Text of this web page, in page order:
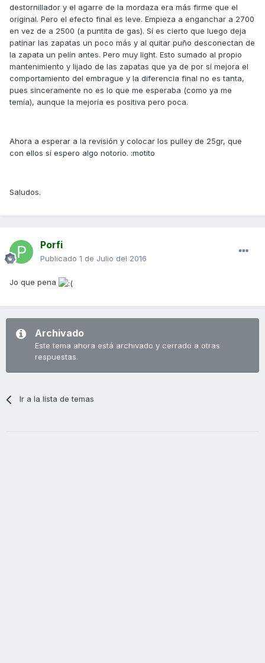
destornillador y el agarre de la mordaza era más firme que el
original. Pero el efecto final es leve. Empieza a enganchar a 2700
en vez de a 2500 (a puntita de gas). Sí es cierto que luego deja
patinar las zapatas un poco más y al quitar puño desconectan de
la zapata un pelín antes. Pero muy light. Esto sumado al propio
mantenimiento y lijado de las zapatas que ya de por sí mejora el
comportamiento del embrague y la diferencia final no es tanta,
pues sinceramente no es lo que me esperaba (como ya me
temía), aunque la mejoría es positiva pero poca.
Ahora a esperar a la revisión y colocar los pulley de 25gr, que
con ellos sí espero algo notorio. :motito
Saludos.
Porfi
Publicado 1 de Julio del 2016
Jo que pena
Archivado
Este tema ahora está archivado y cerrado a otras
respuestas.
Ir a la lista de temas